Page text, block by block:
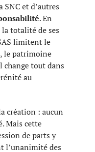
et d’autres
. En
la totalité de ses
limitent le
le patrimoine
change tout dans
au
création : aucun
Mais cette
de parts y
l’unanimité des